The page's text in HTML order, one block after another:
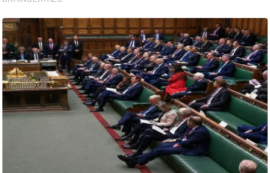
मा
/
ध
र्म
स्थ
ल
व्र
त